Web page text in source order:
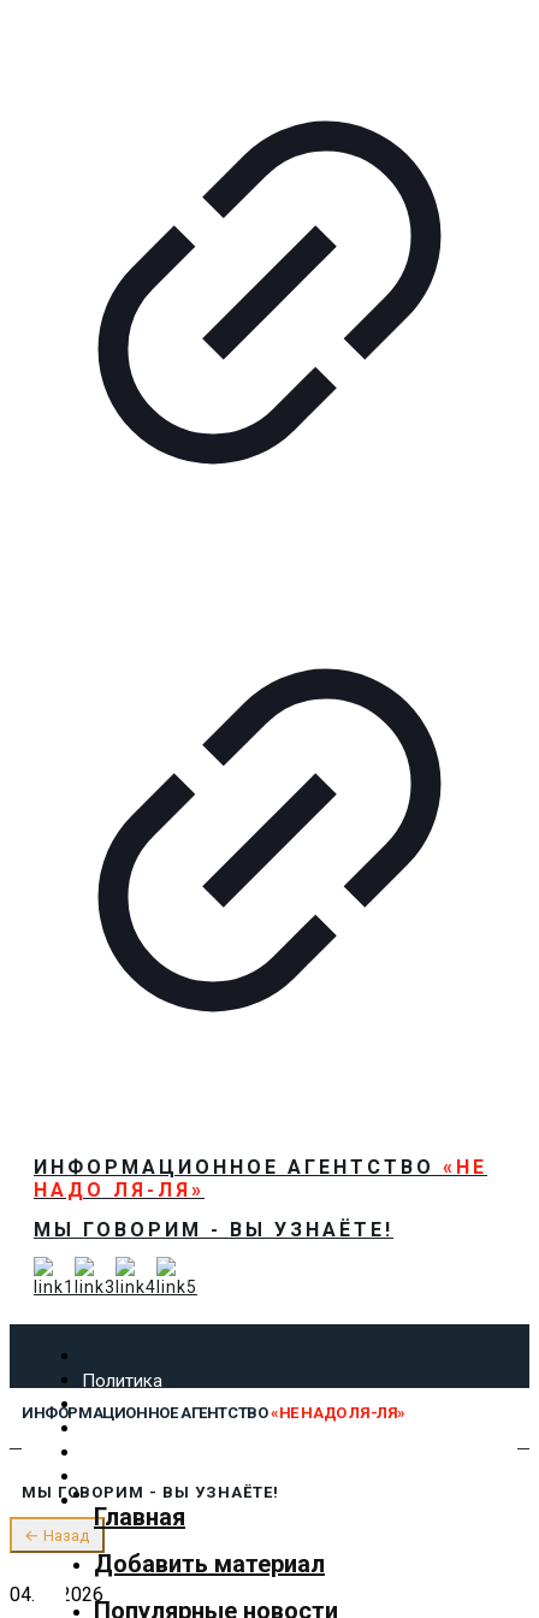
ИНФОРМАЦИОННОЕ АГЕНТСТВО «НЕ
НАДО ЛЯ-ЛЯ»
МЫ ГОВОРИМ - ВЫ УЗНАЁТЕ!
Политика
Экономика
Культура
Предложить новость
О нас
ИНФОРМАЦИОННОЕ АГЕНТСТВО«НЕ НАДО ЛЯ-ЛЯ»
Главная
Добавить материал
Популярные новости
МЫ ГОВОРИМ - ВЫ УЗНАЁТЕ!
← Назад
04.02.2026